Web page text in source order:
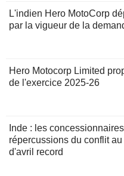
L'indien Hero MotoCorp
par la vigueur de la
Hero Motocorp Limited
de l'exercice 2025-26
Inde : les
répercussions du conflit
d'avril record